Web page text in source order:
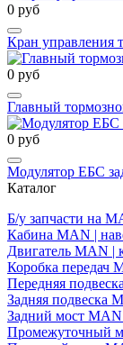
0 руб
Кран управления
0 руб
Главный
0 руб
Модулятор ЕБС
Каталог
Б/у запчасти на
Кабина MAN |
Двигатель MAN |
Коробка
Передняя
Задняя подвеска
Задний мост MAN
Промежуточный